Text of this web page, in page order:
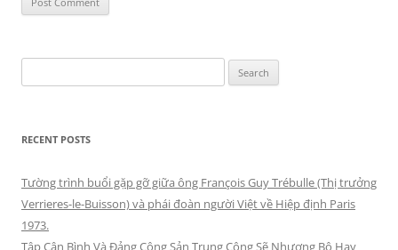
for:
RECENT POSTS
Tường trình buổi gặp gỡ giữa ông François Guy Trébulle (Thị trưởng
Verrieres-le-Buisson) và phái đoàn người Việt về Hiệp định Paris
1973.
Tập Cận Bình Và Đảng Cộng Sản Trung Cộng Sẽ Nhượng Bộ Hay